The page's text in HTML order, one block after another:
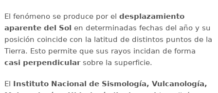
El fenómeno se produce por el desplazamiento
aparente del Sol en determinadas fechas del año y su
posición coincide con la latitud de distintos puntos de la
Tierra. Esto permite que sus rayos incidan de forma
casi perpendicularsobre la superficie.
El Instituto Nacional de Sismología, Vulcanología,